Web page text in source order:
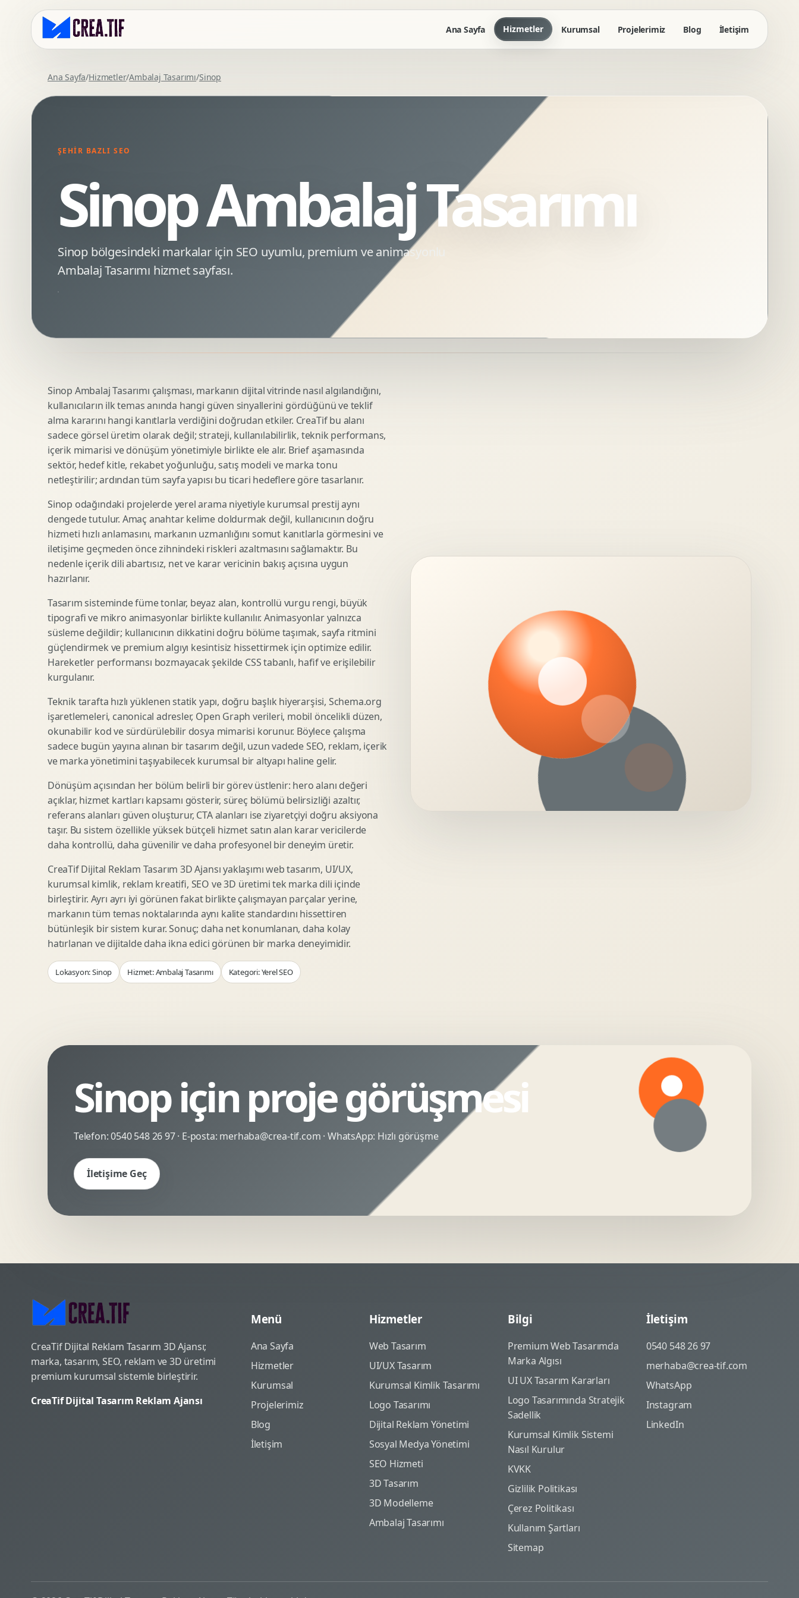
Ana Sayfa Hizmetler
Kurumsal Web Tasarim
SEO Uyumlu Web Tasarim
Webflow Web Tasarim
Framer Web Tasarim
Kurumsal Site Yenileme
Dashboard UI Tasarimi
Conversion UX Optimizasyonu
Ofis Ici Gorsel Kimlik
Kurumsal Katalog Tasarimi
Minimal Logo Tasarimi
Premium Logo Tasarimi
Logo Revizyonu
Kurumsal Logo Yenileme
Google Ads Reklam Tasarimi
Remarketing Kreatifleri
Sosyal Medya Kreatif Tasarimi
Reels Kapak Tasarimi
Topluluk Yonetimi
Influencer Kampanya Tasarimi
Uluslararasi SEO
SEO Icerik Stratejisi
Schema Markup Optimizasyonu
Urun Gorsellestirme
3D Reklam Gorseli
Cgi Kampanya Gorseli
3D Karakter Tasarimi
3D Stand Tasarimi
3D Sosyal Medya Gorseli
3D Lansman Filmi
3D Urun Modelleme
Mimari 3D Gorsellestirme
Endustriyel Modelleme
Low Poly Modelleme
High Poly Modelleme
3D Render Alma
Teknik Modelleme
Premium Ambalaj Tasarimi
Etiket Tasarimi
Kutu Tasarimi
Raf Gorunurlugu
Gida Ambalaj Tasarimi
Kozmetik Ambalaj Tasarimi
E Ticaret Kutu Tasarimi
Ambalaj Mockup Tasarimi
Afis Tasarimi
Brosur Tasarimi
Sosyal Medya Gorsel Tasarimi
Sunum Tasarimi
Infografik Tasarimi
Fuaye Gorsel Tasarimi
Kurumsal Ilan Tasarimi
Marka Stratejisi
Marka Konumlandirma
Isimlendirme
Rekabet Analizi
Marka Mimarisi
Deger Onerisi Tasarimi
Pazara Giris Stratejisi
Shopify Tasarim
Woocommerce Tasarim
Eticaret UX Optimizasyonu
Urun Sayfasi Tasarimi
Sepet Odeme UX
Pazaryeri Marka Magazasi
Eticaret SEO Altyapisi
Lead Generation Landing Page
Reklam Landing Page
Urun Lansman Sayfasi
Ab Test Arayuzu
App Landing Page
Form Optimizasyonu
Sales Page Tasarimi
Display Banner Tasarimi
Video Reklam Kreatifi
Outdoor Reklam Tasarimi
Story Reklam Tasarimi
Statik Reklam Gorseli
Motion Banner Tasarimi
Mikro Animasyon Tasarimi
Urun Tanitim Animasyonu
Interaktif Kampanya
Kurumsal Projelerimiz Blog İletişim
Ana Sayfa/Hizmetler/Ambalaj Tasarımı/Sinop
ŞEHIR BAZLI SEO
Sinop Ambalaj Tasarımı
Sinop bölgesindeki markalar için SEO uyumlu, premium ve animasyonlu
Ambalaj Tasarımı hizmet sayfası.
Sinop Ambalaj Tasarımı çalışması, markanın dijital vitrinde nasıl algılandığını,
kullanıcıların ilk temas anında hangi güven sinyallerini gördüğünü ve teklif
alma kararını hangi kanıtlarla verdiğini doğrudan etkiler. CreaTif bu alanı
sadece görsel üretim olarak değil; strateji, kullanılabilirlik, teknik performans,
içerik mimarisi ve dönüşüm yönetimiyle birlikte ele alır. Brief aşamasında
sektör, hedef kitle, rekabet yoğunluğu, satış modeli ve marka tonu
netleştirilir; ardından tüm sayfa yapısı bu ticari hedeflere göre tasarlanır.
Sinop odağındaki projelerde yerel arama niyetiyle kurumsal prestij aynı
dengede tutulur. Amaç anahtar kelime doldurmak değil, kullanıcının doğru
hizmeti hızlı anlamasını, markanın uzmanlığını somut kanıtlarla görmesini ve
iletişime geçmeden önce zihnindeki riskleri azaltmasını sağlamaktır. Bu
nedenle içerik dili abartısız, net ve karar vericinin bakış açısına uygun
hazırlanır.
Tasarım sisteminde füme tonlar, beyaz alan, kontrollü vurgu rengi, büyük
tipografi ve mikro animasyonlar birlikte kullanılır. Animasyonlar yalnızca
süsleme değildir; kullanıcının dikkatini doğru bölüme taşımak, sayfa ritmini
güçlendirmek ve premium algıyı kesintisiz hissettirmek için optimize edilir.
Hareketler performansı bozmayacak şekilde CSS tabanlı, hafif ve erişilebilir
kurgulanır.
Teknik tarafta hızlı yüklenen statik yapı, doğru başlık hiyerarşisi, Schema.org
işaretlemeleri, canonical adresler, Open Graph verileri, mobil öncelikli düzen,
okunabilir kod ve sürdürülebilir dosya mimarisi korunur. Böylece çalışma
sadece bugün yayına alınan bir tasarım değil, uzun vadede SEO, reklam, içerik
ve marka yönetimini taşıyabilecek kurumsal bir altyapı haline gelir.
Dönüşüm açısından her bölüm belirli bir görev üstlenir: hero alanı değeri
açıklar, hizmet kartları kapsamı gösterir, süreç bölümü belirsizliği azaltır,
referans alanları güven oluşturur, CTA alanları ise ziyaretçiyi doğru aksiyona
taşır. Bu sistem özellikle yüksek bütçeli hizmet satın alan karar vericilerde
daha kontrollü, daha güvenilir ve daha profesyonel bir deneyim üretir.
CreaTif Dijital Reklam Tasarım 3D Ajansı yaklaşımı web tasarım, UI/UX,
kurumsal kimlik, reklam kreatifi, SEO ve 3D üretimi tek marka dili içinde
birleştirir. Ayrı ayrı iyi görünen fakat birlikte çalışmayan parçalar yerine,
markanın tüm temas noktalarında aynı kalite standardını hissettiren
bütünleşik bir sistem kurar. Sonuç; daha net konumlanan, daha kolay
hatırlanan ve dijitalde daha ikna edici görünen bir marka deneyimidir.
Lokasyon: Sinop Hizmet: Ambalaj Tasarımı Kategori: Yerel SEO
Sinop için proje görüşmesi
Telefon:0540 548 26 97· E-posta: merhaba@crea-tif.com · WhatsApp: Hızlı görüşme
İletişime Geç
CreaTif Dijital Reklam Tasarım 3D Ajansı;
marka, tasarım, SEO, reklam ve 3D üretimi
premium kurumsal sistemle birleştirir.
CreaTif Dijital Tasarım Reklam Ajansı
Menü
Ana Sayfa
Hizmetler
Kurumsal
Projelerimiz
Blog
İletişim
Hizmetler
Web Tasarım
UI/UX Tasarım
Kurumsal Kimlik Tasarımı
Logo Tasarımı
Dijital Reklam Yönetimi
Sosyal Medya Yönetimi
SEO Hizmeti
3D Tasarım
3D Modelleme
Ambalaj Tasarımı
Bilgi
Premium Web Tasarımda
Marka Algısı
UI UX Tasarım Kararları
Logo Tasarımında Stratejik
Sadellik
Kurumsal Kimlik Sistemi
Nasıl Kurulur
KVKK
Gizlilik Politikası
Çerez Politikası
Kullanım Şartları
Sitemap
İletişim
0540 548 26 97
merhaba@crea-tif.com
WhatsApp
Instagram
LinkedIn